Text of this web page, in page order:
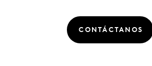
CONTÁCTANOS